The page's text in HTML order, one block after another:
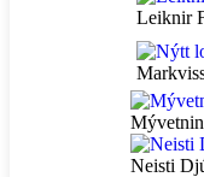
Leiknir
Neisti